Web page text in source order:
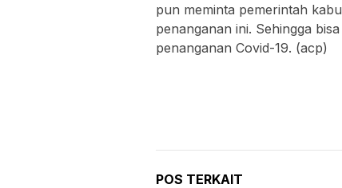
pun meminta pemerintah
penanganan ini. Sehingga
penanganan Covid-19. (acp)
POS TERKAIT